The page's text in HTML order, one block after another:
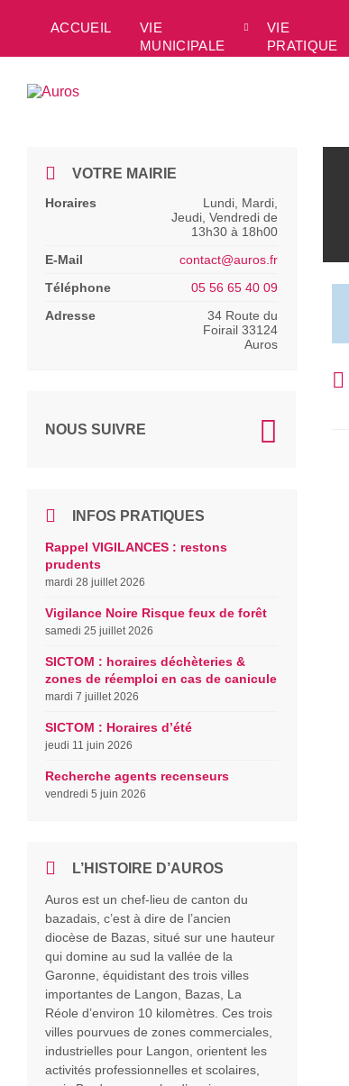
sidebar
sidebar
ACCUEIL
VIE
MUNICIPALE
VIE
PRATIQUE
VOTRE MAIRIE
Horaires
Lundi, Mardi,
Jeudi, Vendredi de
13h30 à 18h00
E-Mail
contact@auros.fr
Téléphone
05 56 65 40 09
Adresse
34 Route du
Foirail 33124
Auros
NOUS SUIVRE
INFOS PRATIQUES
Rappel VIGILANCES : restons
prudents
mardi 28 juillet 2026
Vigilance Noire Risque feux de forêt
samedi 25 juillet 2026
SICTOM : horaires déchèteries &
zones de réemploi en cas de canicule
mardi 7 juillet 2026
SICTOM : Horaires d’été
jeudi 11 juin 2026
Recherche agents recenseurs
vendredi 5 juin 2026
L’HISTOIRE D’AUROS
Auros est un chef-lieu de canton du
bazadais, c’est à dire de l’ancien
diocèse de Bazas, situé sur une hauteur
qui domine au sud la vallée de la
Garonne, équidistant des trois villes
importantes de Langon, Bazas, La
Réole d’environ 10 kilomètres. Ces trois
villes pourvues de zones commerciales,
industrielles pour Langon, orientent les
activités professionnelles et scolaires,